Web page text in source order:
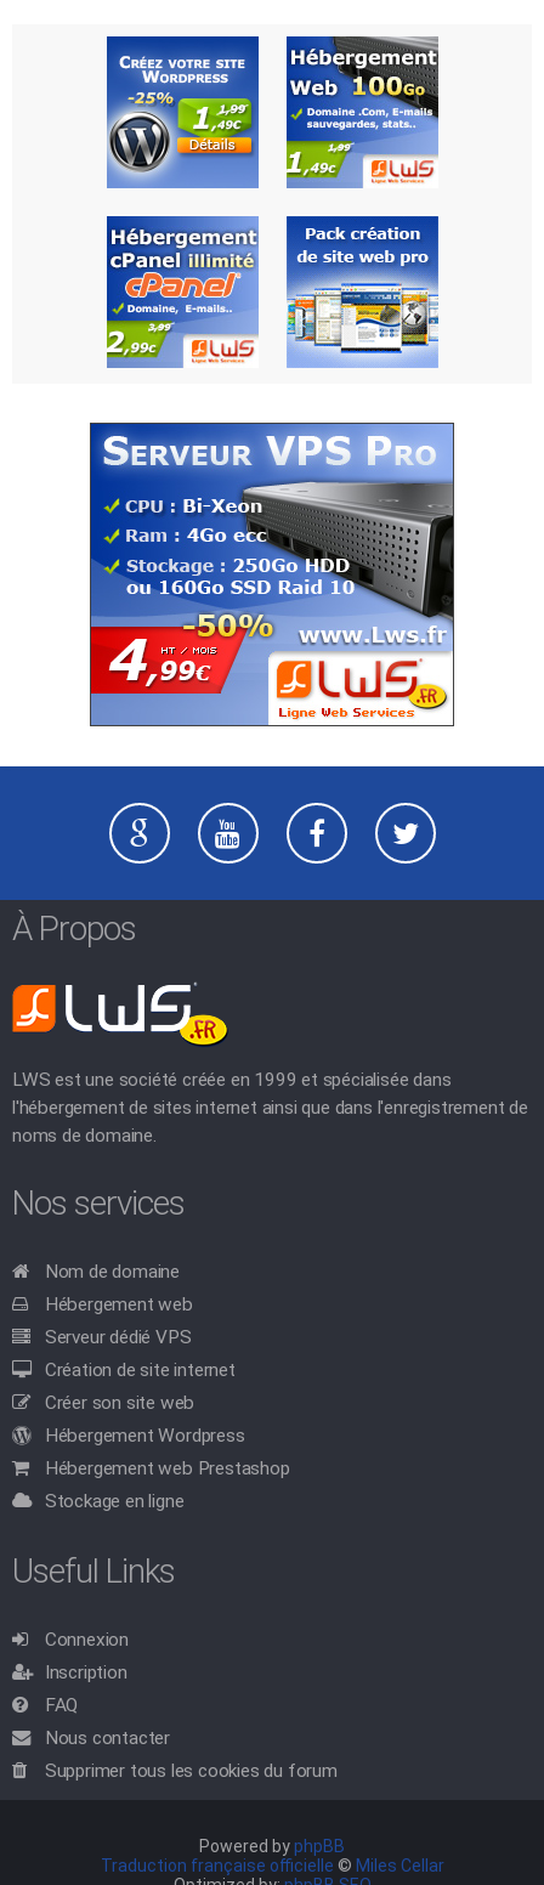
À Propos
LWS est une société créée en 1999 et spécialisée dans
l'hébergement de sites internet ainsi que dans l'enregistrement de
noms de domaine.
Nos services
Nom de domaine
Hébergement web
Serveur dédié VPS
Création de site internet
Créer son site web
Hébergement Wordpress
Hébergement web Prestashop
Stockage en ligne
Useful Links
Connexion
Inscription
FAQ
Nous contacter
Supprimer tous les cookies du forum
Powered byphpBB
Traduction française officielle © Miles Cellar